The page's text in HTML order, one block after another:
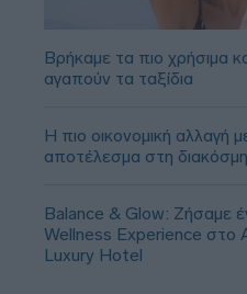
Βρήκαμε τα πιο χρήσιμα
αγαπούν τα ταξίδια
Η πιο οικονομική αλλαγή
αποτέλεσμα στη
Balance & Glow: Ζήσαμε
Wellness Experience στο
Luxury Hotel